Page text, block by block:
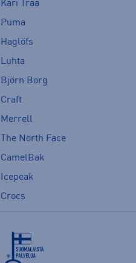
Kari Traa
Puma
Haglöfs
Luhta
Björn Borg
Craft
Merrell
The North Face
CamelBak
Icepeak
Crocs